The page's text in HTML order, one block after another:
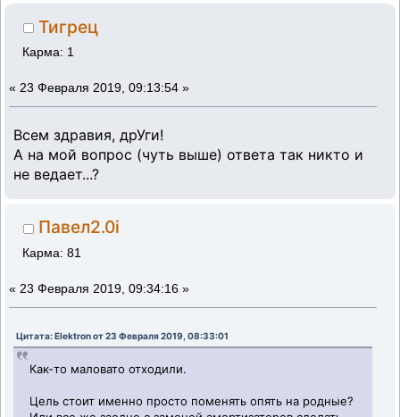
Тигрец
Карма: 1
« 23 Февраля 2019, 09:13:54 »
Всем здравия, дрУги!
А на мой вопрос (чуть выше) ответа так никто и
не ведает...?
Павел2.0i
Карма: 81
« 23 Февраля 2019, 09:34:16 »
Цитата: Elektron от 23 Февраля 2019, 08:33:01
Как-то маловато отходили.
Цель стоит именно просто поменять опять на родные?